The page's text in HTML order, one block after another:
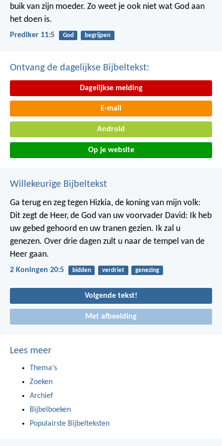
buik van zijn moeder. Zo weet je ook niet wat God aan
het doen is.
Prediker 11:5 God begrijpen
Ontvang de dagelijkse Bijbeltekst:
Dagelijkse melding
E-mail
Android
Op je website
Willekeurige Bijbeltekst
Ga terug en zeg tegen Hizkia, de koning van mijn volk:
Dit zegt de Heer, de God van uw voorvader David: Ik heb
uw gebed gehoord en uw tranen gezien. Ik zal u
genezen. Over drie dagen zult u naar de tempel van de
Heer gaan.
2 Koningen 20:5 bidden verdriet genezing
Volgende tekst!
Met afbeelding
Lees meer
Thema's
Zoeken
Archief
Bijbelboeken
Populairste Bijbelteksten